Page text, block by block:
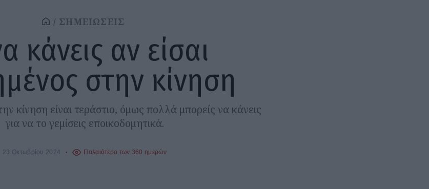
ΣΗΜΕΙΩΣΕΙΣ
κάνεις αν είσαι
στην κίνηση
κίνηση είναι τεράστιο, όμως πολλά μπορείς να κάνεις
για να το γεμίσεις εποικοδομητικά.
23 Οκτωβρίου 2024 Παλαιότερο των 360 ημερών